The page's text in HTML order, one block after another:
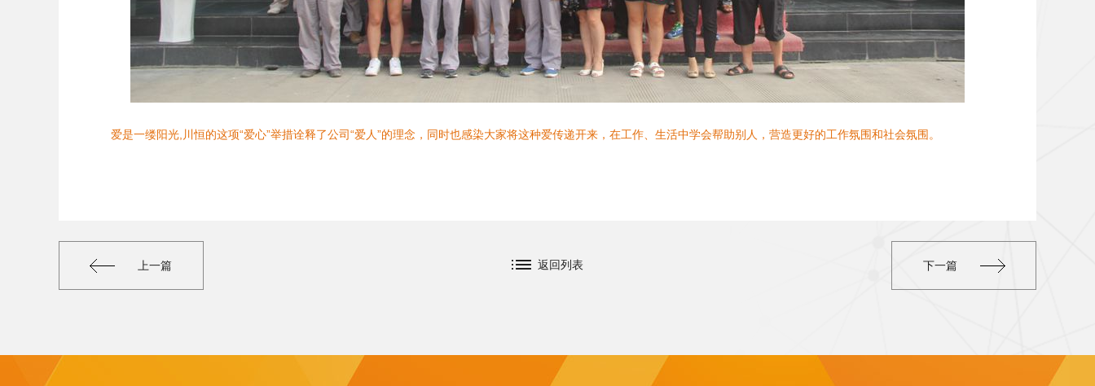
爱是一缕阳光,川恒的这项“爱心”举措诠释了公司“爱人”的理念，同时也感染大家将这种爱传递开来，在工作、生活中学会帮助别人，营造更好的工作氛围和社会氛围。
上一篇 下一篇
返回列表